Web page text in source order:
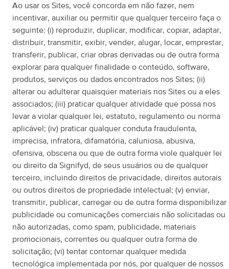
Ao usar os Sites, você concorda em não fazer, nem
incentivar, auxiliar ou permitir que qualquer terceiro faça o
seguinte: (i) reproduzir, duplicar, modificar, copiar, adaptar,
distribuir, transmitir, exibir, vender, alugar, locar, emprestar,
transferir, publicar, criar obras derivadas ou de outra forma
explorar para qualquer finalidade o conteúdo, software,
produtos, serviços ou dados encontrados nos Sites; (ii)
alterar ou adulterar quaisquer materiais nos Sites ou a eles
associados; (iii) praticar qualquer atividade que possa nos
levar a violar qualquer lei, estatuto, regulamento ou norma
aplicável; (iv) praticar qualquer conduta fraudulenta,
imprecisa, infratora, difamatória, caluniosa, abusiva,
ofensiva, obscena ou que de outra forma viole qualquer lei
ou direito da Signifyd, de seus usuários ou de qualquer
terceiro, incluindo direitos de privacidade, direitos autorais
ou outros direitos de propriedade intelectual; (v) enviar,
transmitir, publicar, carregar ou de outra forma disponibilizar
publicidade ou comunicações comerciais não solicitadas ou
não autorizadas, como spam, publicidade, materiais
promocionais, correntes ou qualquer outra forma de
solicitação; (vi) tentar contornar qualquer medida
tecnológica implementada por nós, por qualquer de nossos